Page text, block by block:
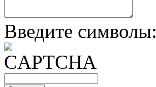
Введите символы: